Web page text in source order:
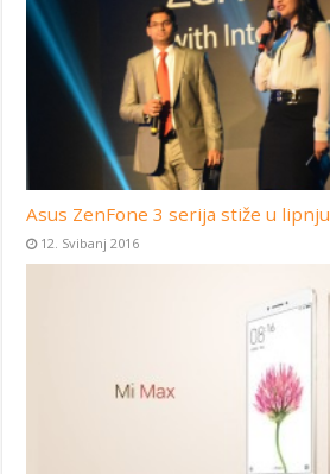
Asus ZenFone 3 serija stiže u lipnju
12. Svibanj 2016